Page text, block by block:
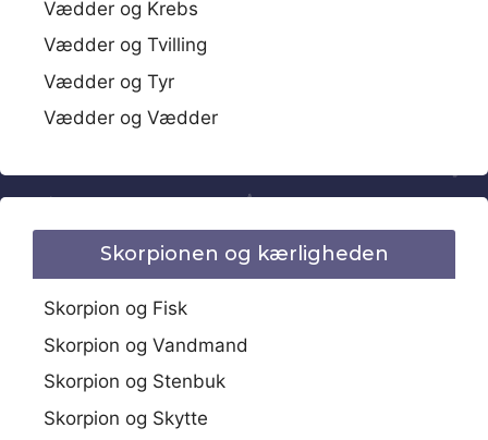
Vædder og Krebs
Vædder og Tvilling
Vædder og Tyr
Vædder og Vædder
Skorpionen og kærligheden
Skorpion og Fisk
Skorpion og Vandmand
Skorpion og Stenbuk
Skorpion og Skytte